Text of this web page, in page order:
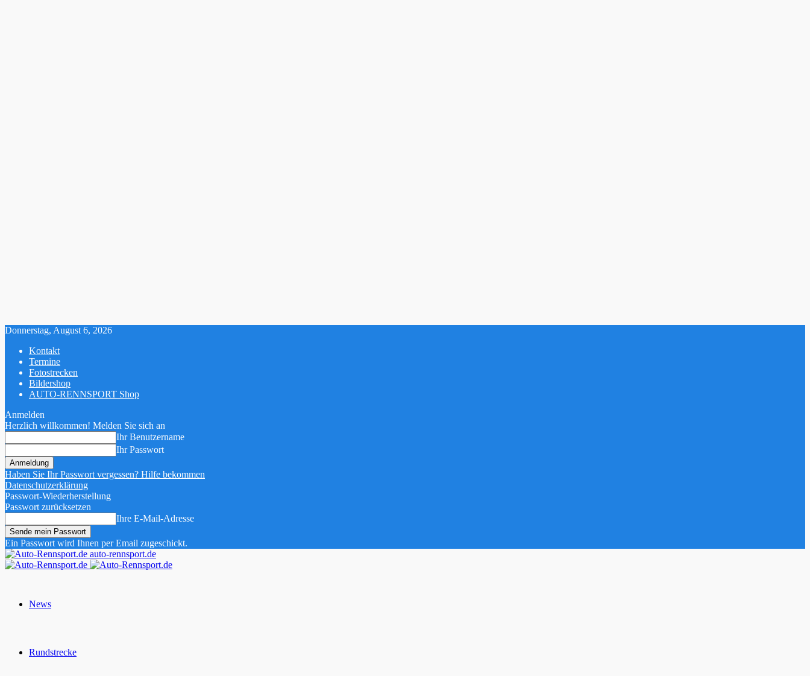
Donnerstag, August 6, 2026
Kontakt
Termine
Fotostrecken
Bildershop
AUTO-RENNSPORT Shop
Anmelden
Herzlich willkommen! Melden Sie sich an
Ihr Benutzername
Ihr Passwort
Haben Sie Ihr Passwort vergessen? Hilfe bekommen
Datenschutzerklärung
Passwort-Wiederherstellung
Passwort zurücksetzen
Ihre E-Mail-Adresse
Ein Passwort wird Ihnen per Email zugeschickt.
auto-rennsport.de
News
Rundstrecke